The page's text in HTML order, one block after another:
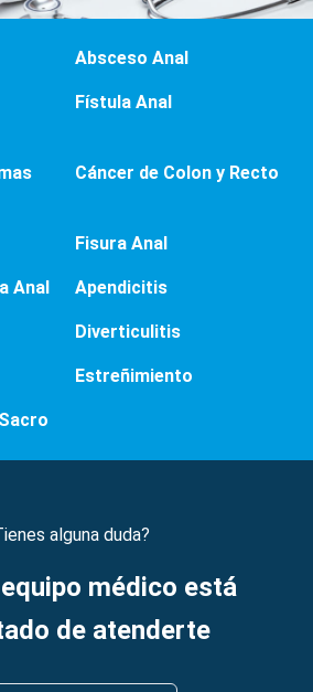
Absceso Anal
Fístula Anal
Cáncer de Colon y Recto
Fisura Anal
Anal Apendicitis
Diverticulitis
Estreñimiento
alguna duda?
médico está
de atenderte